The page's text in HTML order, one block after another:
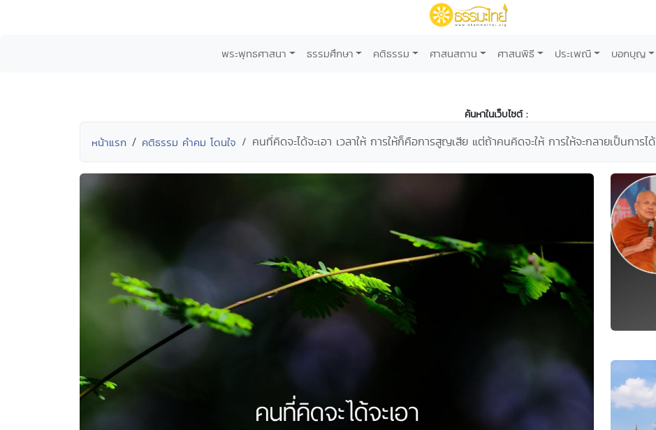
พระพุทธศาสนา ธรรมศึกษา คติธรรม ศาสนสถาน ศาสนพิธี ประเพณี บอกบุญ
ค้นหาในเว็บไซต์ :
หน้าแรก คติธรรม คำคม โดนใจ คนที่คิดจะได้จะเอา เวลาให้ การให้ก็คือการสูญเสีย แต่ถ้าคนคิดจะให้ การให้จะกลายเป็นการได้